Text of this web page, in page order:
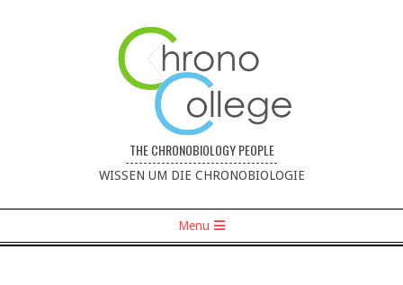
THE CHRONOBIOLOGY PEOPLE
----------------------------------
WISSEN UM DIE CHRONOBIOLOGIE
Menu